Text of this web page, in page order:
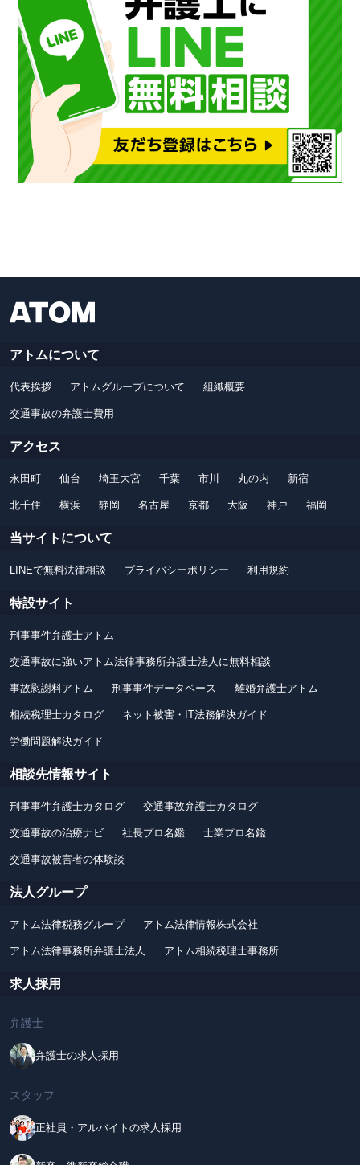
アトムについて
代表挨拶 アトムグループについて 組織概要
交通事故の弁護士費用
アクセス
永田町 仙台 埼玉大宮 千葉 市川 丸の内 新宿
北千住 横浜 静岡 名古屋 京都 大阪 神戸 福岡
当サイトについて
LINEで無料法律相談 プライバシーポリシー 利用規約
特設サイト
刑事事件弁護士アトム
交通事故に強いアトム法律事務所弁護士法人に無料相談
事故慰謝料アトム 刑事事件データベース 離婚弁護士アトム
相続税理士カタログ ネット被害・IT法務解決ガイド
労働問題解決ガイド
相談先情報サイト
刑事事件弁護士カタログ 交通事故弁護士カタログ
交通事故の治療ナビ 社長プロ名鑑 士業プロ名鑑
交通事故被害者の体験談
法人グループ
アトム法律税務グループ アトム法律情報株式会社
アトム法律事務所弁護士法人 アトム相続税理士事務所
求人採用
弁護士
弁護士の求人採用
スタッフ
正社員・アルバイトの求人採用